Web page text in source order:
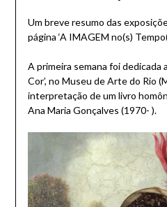
Um breve resumo das
página ‘A IMAGEM no(s)
A primeira semana foi dedicada
Cor’, no Museu de Arte do Rio
interpretação de um livro
Ana Maria Gonçalves (1970- ).